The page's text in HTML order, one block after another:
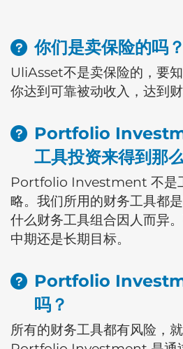
你们是卖保险的吗？
UliAsset不是卖保险的，要
你达到可靠被动收入，达到
Portfolio
工具投资来得到那
Portfolio Investment 不是
略。我们所用的财务工具都
什么财务工具组合因人而异
中期还是长期目标。
Portfolio
吗？
所有的财务工具都有风险，就